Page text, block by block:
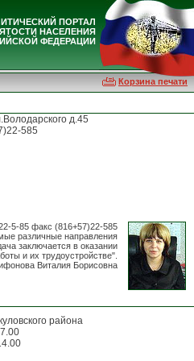
Корзина печати
ПОРТАЛ
НАСЕЛЕНИЯ
ФЕДЕРАЦИИ
д.45
585
5-85 факс (816+57)22-585
различные направления
заключается в оказании
и их трудоустройстве".
Виталия Борисовна
района